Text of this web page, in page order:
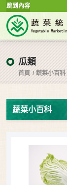
跳到內容
瓜類
首頁 蔬菜小百科
蔬菜小百科